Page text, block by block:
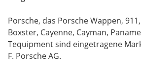
Porsche, das Porsche Wappen,
Boxster, Cayenne, Cayman,
Tequipment sind eingetragene
F. Porsche AG.